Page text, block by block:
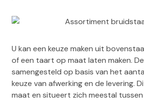
U kan een keuze maken uit
of een taart op maat laten maken.
samengesteld op basis van het
keuze van afwerking en de levering.
maat en situeert zich meestal